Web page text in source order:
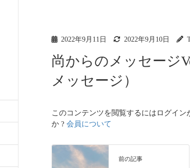
2022年9月11日 2022年9月10日
尚からのメッセージ
メッセージ）
このコンテンツを閲覧するにはログイ
か ?会員について
前の記事